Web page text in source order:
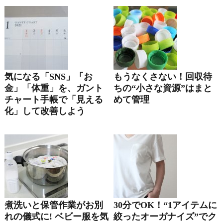
気になる「SNS」「お
金」「体重」を、ガント
チャート手帳で「見える
化」して改善しよう
もうなくさない！回収待
ちの“小さな資源”はまと
めて管理
煮洗いと保管作業がお別
れの儀式に! ベビー服を気
30分でOK！“1アイテムに
絞ったオーガナイズ”でク